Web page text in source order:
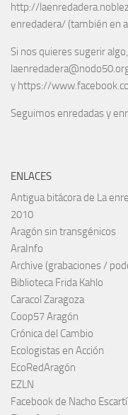
http://
enredadera/ (también en
Si nos quieres sugerir
y https://
Seguimos enredadas y
ENLACES
Antigua bitácora de La
2010
Aragón sin transgénicos
AraInfo
Archive (grabaciones /
Biblioteca Frida Kahlo
Caracol Zaragoza
Coop57 Aragón
Crónica del Cambio
Ecologistas en Acción
EcoRedAragón
EZLN
Facebook de Nacho